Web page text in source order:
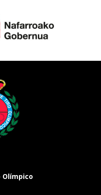
Olímpico